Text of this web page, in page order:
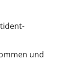
und